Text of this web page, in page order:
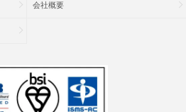
会社概要